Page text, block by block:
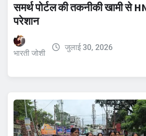
समर्थ पोर्टल की तकनीकी खामी से
परेशान
भारती जोशी
जुलाई 30, 2026